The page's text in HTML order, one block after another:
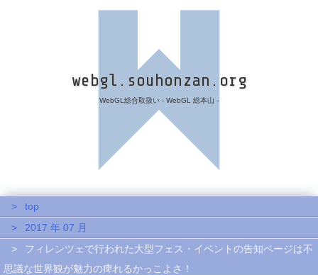
webgl.souhonzan.org
WebGL総合取扱い - WebGL 総本山 -
top
2017 年 07 月
フィレンツェで行われた大型フェス・イベントの告知ページは不
思議な世界観が魅力の痺れるかっこよさ！